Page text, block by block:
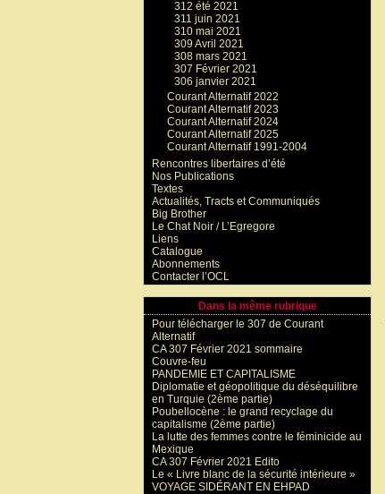
312 été 2021
311 juin 2021
310 mai 2021
309 Avril 2021
308 mars 2021
307 Février 2021
306 janvier 2021
Courant Alternatif 2022
Courant Alternatif 2023
Courant Alternatif 2024
Courant Alternatif 2025
Courant Alternatif 1991-2004
Rencontres libertaires d’été
Nos Publications
Textes
Actualités, Tracts et Communiqués
Big Brother
Le Chat Noir / L’Egregore
Liens
Catalogue
Abonnements
Contacter l’OCL
Dans la même rubrique
Pour télécharger le 307 de Courant
Alternatif
CA 307 Février 2021 sommaire
Couvre-feu
PANDEMIE ET CAPITALISME
Diplomatie et géopolitique du déséquilibre
en Turquie (2ème partie)
Poubellocène : le grand recyclage du
capitalisme (2ème partie)
La lutte des femmes contre le féminicide au
Mexique
CA 307 Février 2021 Edito
Le « Livre blanc de la sécurité intérieure »
VOYAGE SIDÉRANT EN EHPAD